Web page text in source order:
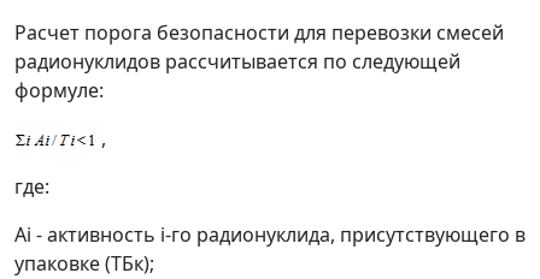
Расчет порога безопасности для перевозки смесей
радионуклидов рассчитывается по следующей
формуле:
,
где:
Ai - активность i-го радионуклида, присутствующего в
упаковке (ТБк);